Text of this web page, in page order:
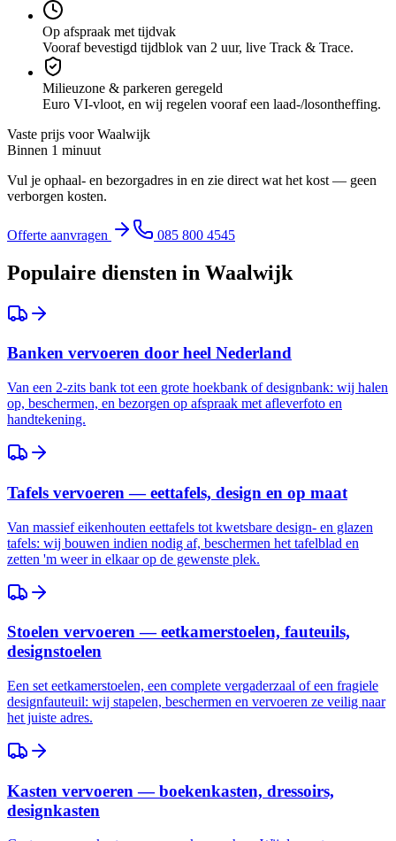
Op afspraak met tijdvak
Vooraf bevestigd tijdblok van 2 uur, live Track & Trace.
Milieuzone & parkeren geregeld
Euro VI-vloot, en wij regelen vooraf een laad-/losontheffing.
Vaste prijs voorWaalwijk
Binnen 1 minuut
Vul je ophaal- en bezorgadres in en zie direct wat het kost — geen
verborgen kosten.
Offerte aanvragen 085 800 4545
Populaire diensten in Waalwijk
Banken vervoeren door heel Nederland
Van een 2-zits bank tot een grote hoekbank of designbank: wij halen
op, beschermen, en bezorgen op afspraak met afleverfoto en
handtekening.
Tafels vervoeren — eettafels, design en op maat
Van massief eikenhouten eettafels tot kwetsbare design- en glazen
tafels: wij bouwen indien nodig af, beschermen het tafelblad en
zetten 'm weer in elkaar op de gewenste plek.
Stoelen vervoeren — eetkamerstoelen, fauteuils,
designstoelen
Een set eetkamerstoelen, een complete vergaderzaal of een fragiele
designfauteuil: wij stapelen, beschermen en vervoeren ze veilig naar
het juiste adres.
Kasten vervoeren — boekenkasten, dressoirs,
designkasten